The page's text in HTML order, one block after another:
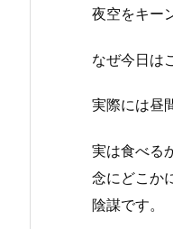
夜空をキー
なぜ今日は
実際には昼
実は食べる
念にどこか
陰謀です。